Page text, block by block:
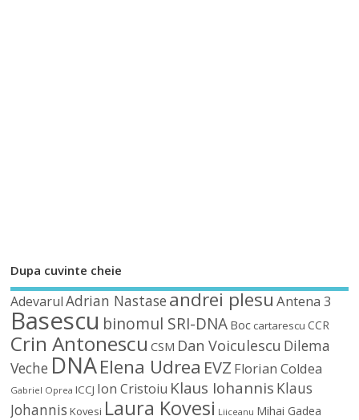
Dupa cuvinte cheie
Adevarul Adrian Nastase andrei plesu Antena 3
Basescu binomul SRI-DNA Boc cartarescu CCR
Crin Antonescu CSM Dan Voiculescu Dilema
Veche DNAElena Udrea EVZ Florian Coldea
Gabriel Oprea ICCJ Ion Cristoiu Klaus Iohannis Klaus
Johannis Kovesi Laura Kovesi Liiceanu Mihai Gadea